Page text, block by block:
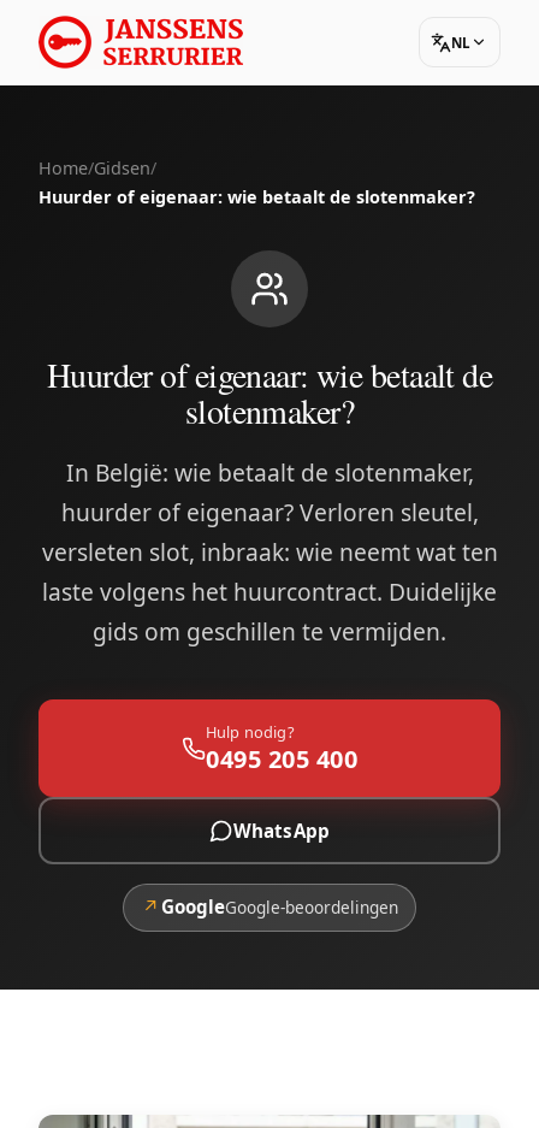
NL
Home/Gidsen/
Huurder of eigenaar: wie betaalt de slotenmaker?
Huurder of eigenaar: wie betaalt de
slotenmaker?
In België: wie betaalt de slotenmaker,
huurder of eigenaar? Verloren sleutel,
versleten slot, inbraak: wie neemt wat ten
laste volgens het huurcontract. Duidelijke
gids om geschillen te vermijden.
Hulp nodig?
0495 205 400
WhatsApp
↗ GoogleGoogle-beoordelingen